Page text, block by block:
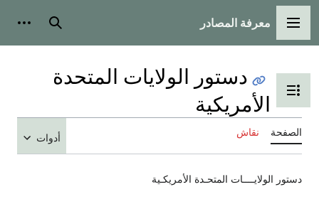
القائمة الرئيسية
معرفة المصادر بحث
تبديل عرض جدول المحتويات
دستور الولايات المتحدة
الأمريكية
الصفحة نقاش أدوات
دستور الولايــــات المتحـدة الأمريكـية